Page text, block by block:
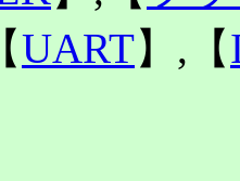
UART】,【